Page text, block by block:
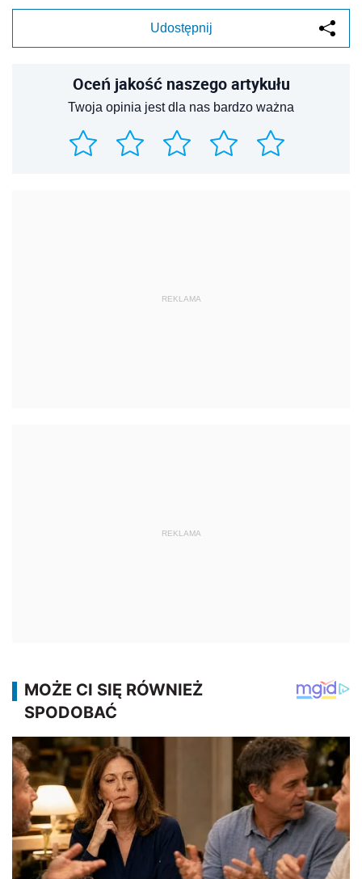
Udostępnij
Oceń jakość naszego artykułu
Twoja opinia jest dla nas bardzo ważna
REKLAMA
REKLAMA